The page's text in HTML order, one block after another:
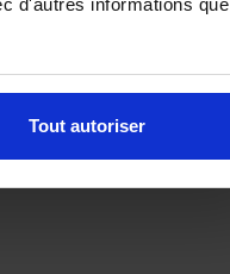
d'autres informations que
Tout autoriser